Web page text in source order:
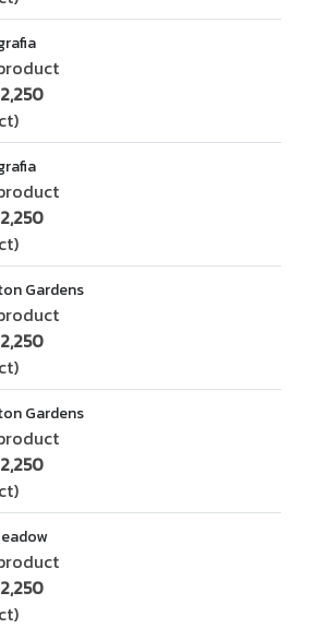
Gardens
Gardens